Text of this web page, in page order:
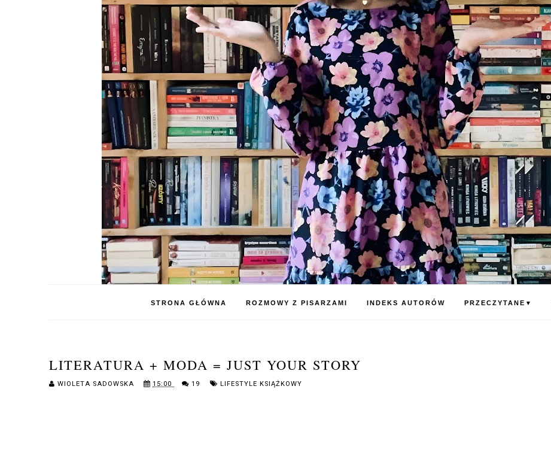
STRONA GŁÓWNA ROZMOWY Z PISARZAMI INDEKS AUTORÓW PRZECZYTANE ▼
LITERATURA + MODA = JUST YOUR STORY
WIOLETA SADOWSKA 15:00 19 LIFESTYLE KSIĄŻKOWY